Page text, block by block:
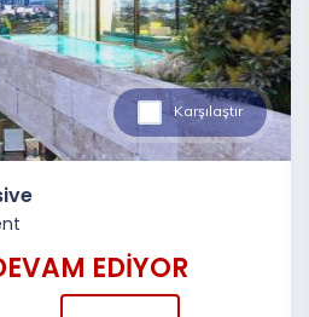
Karşılaştır
EDİYOR